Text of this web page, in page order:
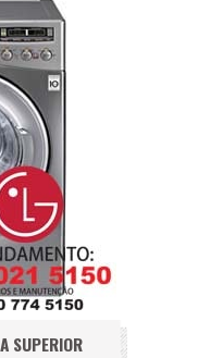
SUPERIOR